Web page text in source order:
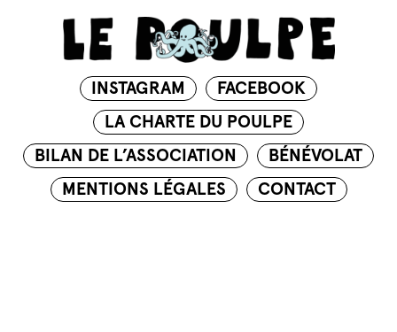
INSTAGRAM
FACEBOOK
LA CHARTE DU POULPE
BILAN DE L’ASSOCIATION
BÉNÉVOLAT
MENTIONS LÉGALES
CONTACT